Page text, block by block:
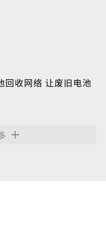
收网络 让废旧电池